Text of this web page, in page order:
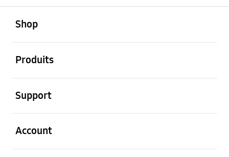
Shop
Produits
Support
Account